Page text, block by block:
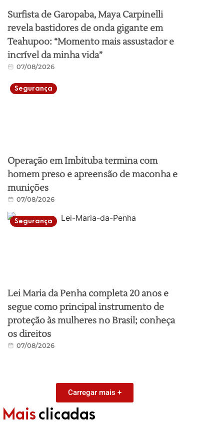
Surfista de Garopaba, Maya Carpinelli
revela bastidores de onda gigante em
Teahupoo: “Momento mais assustador e
incrível da minha vida”
07/08/2026
Segurança
Operação em Imbituba termina com
homem preso e apreensão de maconha e
munições
07/08/2026
Segurança
Lei Maria da Penha completa 20 anos e
segue como principal instrumento de
proteção às mulheres no Brasil; conheça
os direitos
07/08/2026
Carregar mais +
Mais clicadas